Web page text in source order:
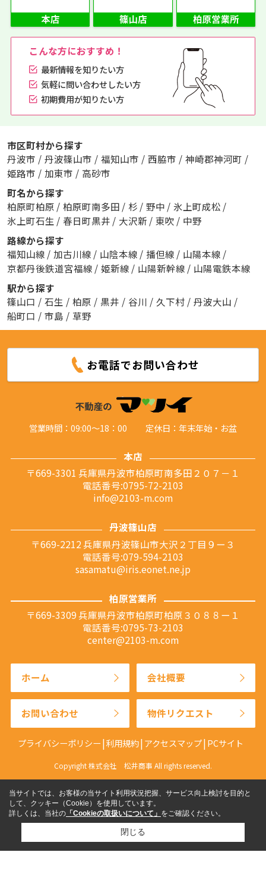
こんな方におすすめ！
最新情報を知りたい方
気軽に問い合わせしたい方
初期費用が知りたい方
市区町村から探す
丹波市 / 丹波篠山市 / 福知山市 / 西脇市 / 神崎郡神河町 /
姫路市 / 加東市 / 高砂市
町名から探す
柏原町柏原 / 柏原町南多田 / 杉 / 野中 / 氷上町成松 /
氷上町石生 / 春日町黒井 / 大沢新 / 東吹 / 中野
路線から探す
福知山線 / 加古川線 / 山陰本線 / 播但線 / 山陽本線 /
京都丹後鉄道宮福線 / 姫新線 / 山陽新幹線 / 山陽電鉄本線
駅から探す
篠山口 / 石生 / 柏原 / 黒井 / 谷川 / 久下村 / 丹波大山 /
船町口 / 市島 / 草野
お電話でお問い合わせ
営業時間：09:00～18：00 定休日：年末年始・お盆
本店
〒669-3301 兵庫県丹波市柏原町南多田２０７－１
電話番号:0795-72-2103
info@2103-m.com
丹波篠山店
〒669-2212 兵庫県丹波篠山市大沢２丁目９ー３
電話番号:079-594-2103
sasamatu@iris.eonet.ne.jp
柏原営業所
〒669-3309 兵庫県丹波市柏原町柏原３０８８ー１
電話番号:0795-73-2103
center@2103-m.com
ホーム 会社概要
お問い合わせ 物件リクエスト
プライバシーポリシー 利用規約 アクセスマップ PCサイト
Copyright 株式会社 松井商事 All rights reserved.
当サイトでは、お客様の当サイト利用状況把握、サービス向上検討を目的と
して、クッキー（Cookie）を使用しています。
詳しくは、当社の 「Cookieの取扱いについて」 をご確認ください。
閉じる